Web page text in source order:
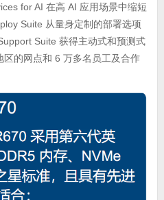
for AI 在高 AI 应用场景中缩短
Suite 从量身定制的部署选项
Suite 获得主动式和预测式
的网点和 6 万多名员工及合作